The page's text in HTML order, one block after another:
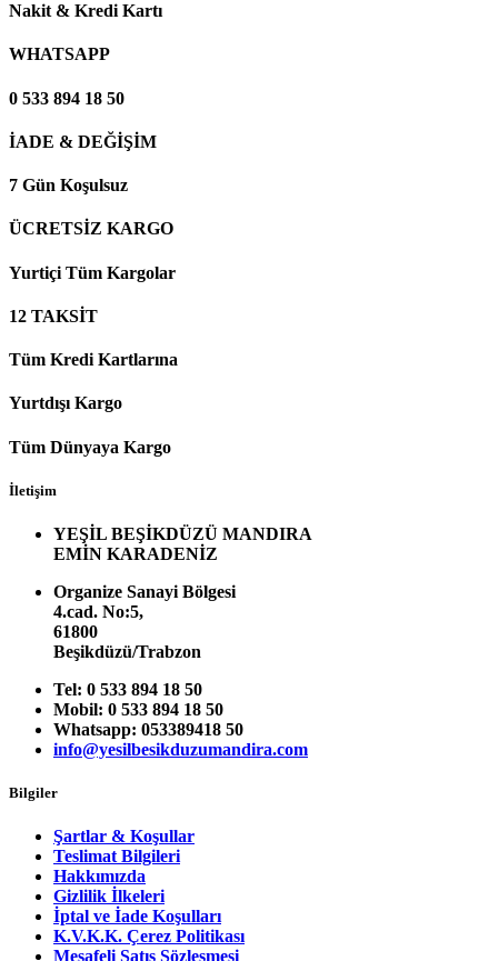
Nakit & Kredi Kartı
WHATSAPP
0 533 894 18 50
İADE & DEĞİŞİM
7 Gün Koşulsuz
ÜCRETSİZ KARGO
Yurtiçi Tüm Kargolar
12 TAKSİT
Tüm Kredi Kartlarına
Yurtdışı Kargo
Tüm Dünyaya Kargo
İletişim
YEŞİL BEŞİKDÜZÜ MANDIRA
EMİN KARADENİZ
Organize Sanayi Bölgesi
4.cad. No:5,
61800
Beşikdüzü/Trabzon
Tel: 0 533 894 18 50
Mobil: 0 533 894 18 50
Whatsapp: 053389418 50
info@yesilbesikduzumandira.com
Bilgiler
Şartlar & Koşullar
Teslimat Bilgileri
Hakkımızda
Gizlilik İlkeleri
İptal ve İade Koşulları
K.V.K.K. Çerez Politikası
Mesafeli Satış Sözleşmesi